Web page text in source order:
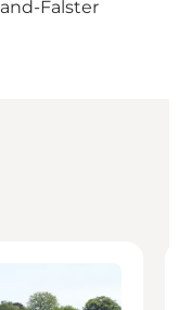
Falster